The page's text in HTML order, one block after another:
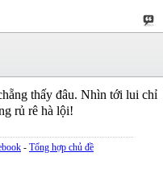
thấy đâu. Nhìn tới lui chỉ
rủ rê hà lội!
- Tổng hợp chủ đề